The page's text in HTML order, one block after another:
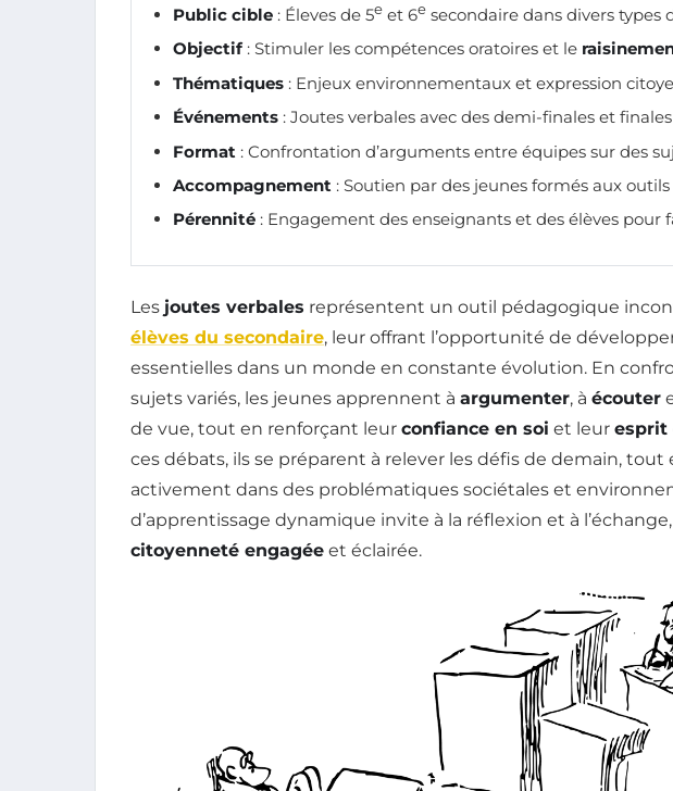
Public cible : Éleves de 5e et 6e secondaire dans divers types
Objectif: Stimuler les compétences oratoires et le
Thématiques : Enjeux environnementaux et expression
Événements : Joutes verbales avec des demi-finales et
Format : Confrontation d’arguments entre équipes sur des
Accompagnement : Soutien par des jeunes formés aux outils
Pérennité : Engagement des enseignants et des élèves pour
Les joutes verbales représentent un outil pédagogique
élèves du secondaire, leur offrant l’opportunité de
essentielles dans un monde en constante évolution. En
sujets variés, les jeunes apprennent à argumenter, à écouter
de vue, tout en renforçant leur confiance en soi et leur esprit
ces débats, ils se préparent à relever les défis de demain, tout
activement dans des problématiques sociétales et
d’apprentissage dynamique invite à la réflexion et à
citoyenneté engagée et éclairée.